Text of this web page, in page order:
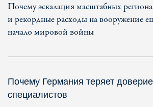
Почему эскалация масштабных
и рекордные расходы на вооружение
начало мировой войны
Почему Германия теряет
специалистов